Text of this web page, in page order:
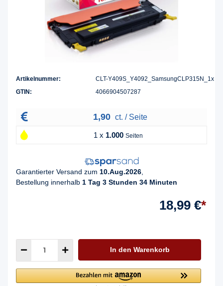
Artikelnummer:
CLT-Y409S_Y4092_SamsungCLP315N_1x
GTIN:
4066904507287
1,90 ct. / Seite
1 x 1.000 Seiten
Garantierter Versand zum 10.Aug.2026
Bestellung innerhalb 1 Tag 3 Stunden 34 Minuten
18,99 €*
In den Warenkorb